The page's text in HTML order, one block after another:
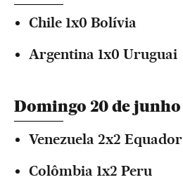
Chile 1x0 Bolívia
Argentina 1x0 Uruguai
Domingo 20 de junho
Venezuela 2x2 Equador
Colômbia 1x2 Peru